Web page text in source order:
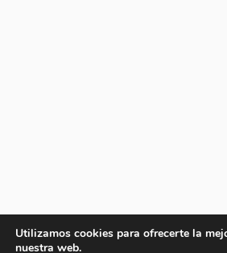
Utilizamos cookies para ofrecerte la
nuestra web.